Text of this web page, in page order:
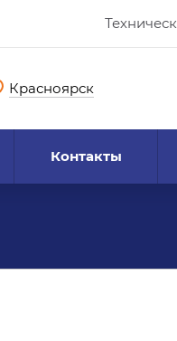
Красноярск
Контакты